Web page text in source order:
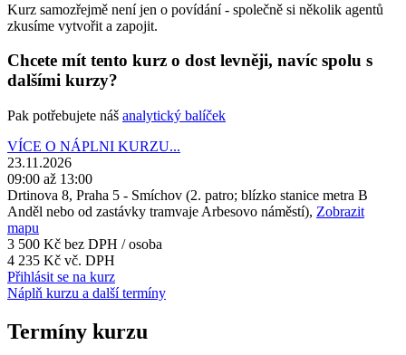
Kurz samozřejmě není jen o povídání - společně si několik agentů
zkusíme vytvořit a zapojit.
Chcete mít tento kurz o dost levněji, navíc spolu s
dalšími kurzy?
Pak potřebujete náš analytický balíček
VÍCE O NÁPLNI KURZU...
23.11.2026
09:00 až 13:00
Drtinova 8, Praha 5 - Smíchov (2. patro; blízko stanice metra B
Anděl nebo od zastávky tramvaje Arbesovo náměstí), Zobrazit
mapu
3 500 Kč bez DPH / osoba
4 235 Kč vč. DPH
Přihlásit se na kurz
Náplň kurzu a další termíny
Termíny kurzu